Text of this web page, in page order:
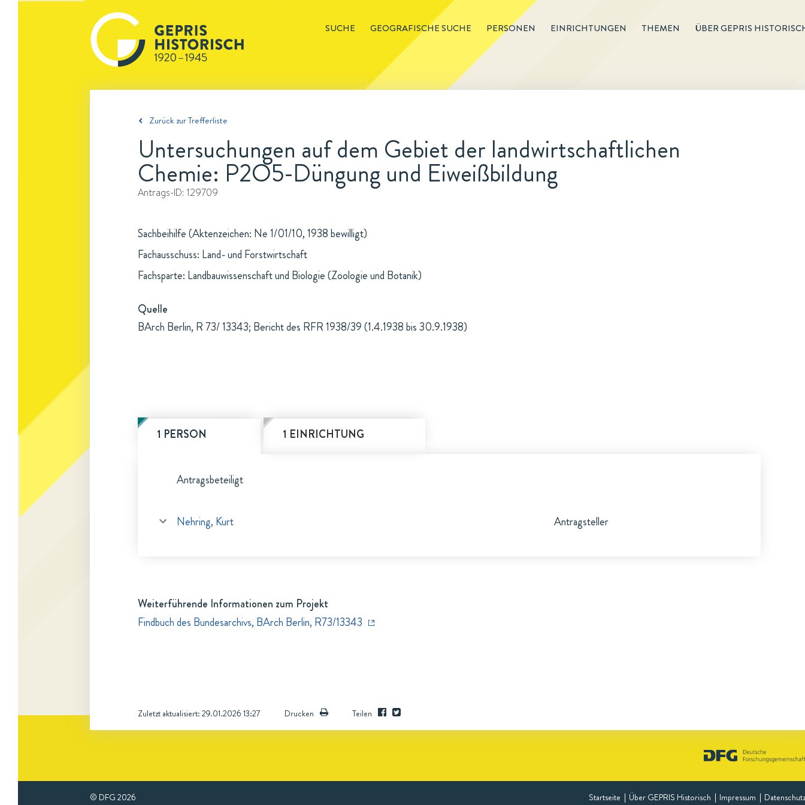
SUCHE GEOGRAFISCHE SUCHE PERSONEN EINRICHTUNGEN THEMEN ÜBER GEPRIS
Zurück zur Trefferliste
Untersuchungen auf dem Gebiet der landwirtschaftlichen
Chemie: P2O5-Düngung und Eiweißbildung
Antrags-ID: 129709
Sachbeihilfe (Aktenzeichen: Ne 1/01/10, 1938 bewilligt)
Fachausschuss: Land- und Forstwirtschaft
Fachsparte: Landbauwissenschaft und Biologie (Zoologie und Botanik)
Quelle
BArch Berlin, R 73/ 13343; Bericht des RFR 1938/39 (1.4.1938 bis 30.9.1938)
1 PERSON 1 EINRICHTUNG
Antragsbeteiligt
Nehring, Kurt Antragsteller
Weiterführende Informationen zum Projekt
Findbuch des Bundesarchivs, BArch Berlin, R73/13343
Zuletzt aktualisiert: 29.01.2026 13:27 Drucken Teilen
© DFG 2026 Startseite Über GEPRIS Historisch Impressum Datenschutz